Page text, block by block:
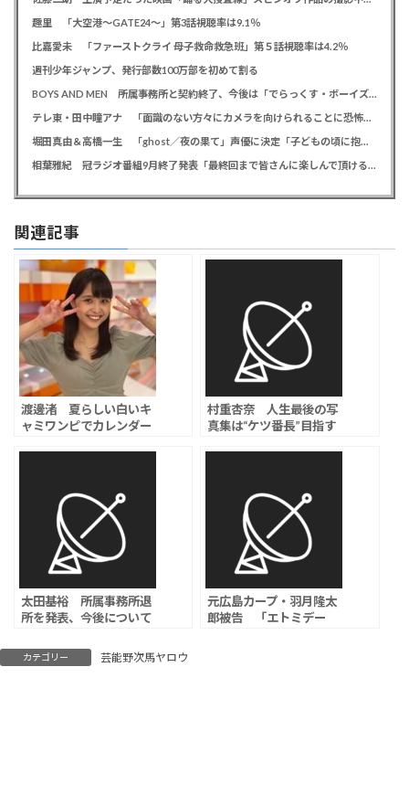
趣里 「大空港～GATE24～」第3話視聴率は9.1％
比嘉愛未 「ファーストクライ 母子救命救急班」第５話視聴率は4.2％
週刊少年ジャンプ、発行部数100万部を初めて割る
BOYS AND MEN 所属事務所と契約終了、今後は「でらっくす・ボーイズ」として活動
テレ東・田中瞳アナ 「面識のない方々にカメラを向けられることに恐怖を」 ロケ撮影時に勝手に撮影してくる人に注意喚起
堀田真由＆高橋一生 「ghost／夜の果て」声優に決定「子どもの頃に抱いていた言葉にはできない沢山の感情を思い出しました」
相葉雅紀 冠ラジオ番組9月終了発表「最終回まで皆さんに楽しんで頂ける番組を」、ファンからは悲しみの声
関連記事
渡邊渚 夏らしい白いキ
ャミワンピでカレンダー
村重杏奈 人生最後の写
真集は“ケツ番長”目指す
太田基裕 所属事務所退
所を発表、今後について
元広島カープ・羽月隆太
郎被告 「エトミデー
カテゴリー 芸能野次馬ヤロウ